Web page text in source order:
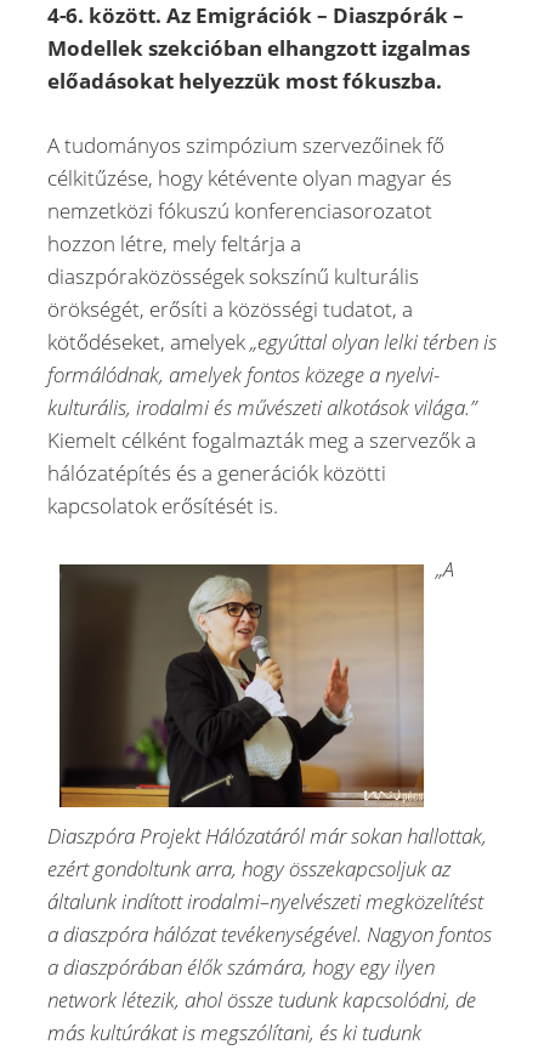
4-6. között. Az Emigrációk – Diaszpórák –
Modellek szekcióban elhangzott izgalmas
előadásokat helyezzük most fókuszba.
A tudományos szimpózium szervezőinek fő
célkitűzése, hogy kétévente olyan magyar és
nemzetközi fókuszú konferenciasorozatot
hozzon létre, mely feltárja a
diaszpóraközösségek sokszínű kulturális
örökségét, erősíti a közösségi tudatot, a
kötődéseket, amelyek„egyúttal olyan lelki térben is
formálódnak, amelyek fontos közege a nyelvi-
kulturális, irodalmi és művészeti alkotások világa.”
Kiemelt célként fogalmazták meg a szervezők a
hálózatépítés és a generációk közötti
kapcsolatok erősítését is.
„A
Diaszpóra Projekt Hálózatáról már sokan hallottak,
ezért gondoltunk arra, hogy összekapcsoljuk az
általunk indított irodalmi–nyelvészeti megközelítést
a diaszpóra hálózat tevékenységével. Nagyon fontos
a diaszpórában élők számára, hogy egy ilyen
network létezik, ahol össze tudunk kapcsolódni, de
más kultúrákat is megszólítani, és ki tudunk